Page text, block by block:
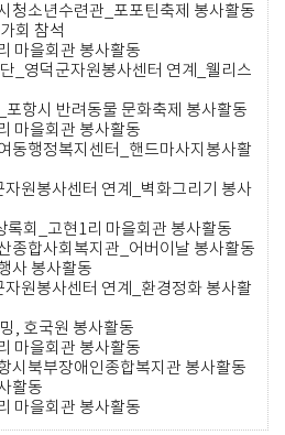
청소년수련관_포포틴축제 봉사활동
회 참석
마을회관 봉사활동
_영덕군자원봉사센터 연계_웰리스
항시 반려동물 문화축제 봉사활동
마을회관 봉사활동
동행정복지센터_핸드마사지봉사활
원봉사센터 연계_벽화그리기 봉사
록회_고현1리 마을회관 봉사활동
종합사회복지관_어버이날 봉사활동
사 봉사활동
원봉사센터 연계_환경정화 봉사활
, 호국원 봉사활동
마을회관 봉사활동
시북부장애인종합복지관 봉사활동
활동
마을회관 봉사활동